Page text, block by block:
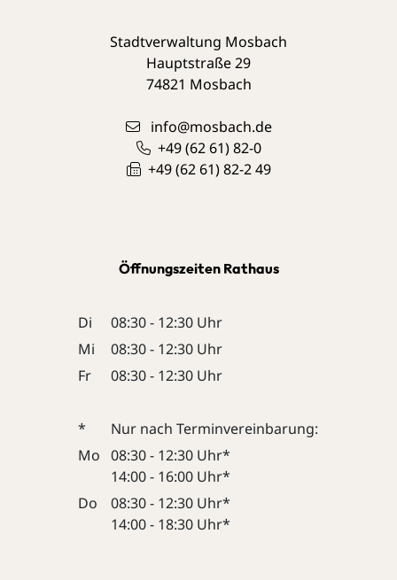
Stadtverwaltung Mosbach
Hauptstraße 29
74821 Mosbach
info@mosbach.de
+49 (62 61) 82-0
+49 (62 61) 82-2 49
Öffnungszeiten Rathaus
Di
08:30 - 12:30 Uhr
Mi
08:30 - 12:30 Uhr
Fr
08:30 - 12:30 Uhr
*
Nur nach Terminvereinbarung:
Mo 08:30 - 12:30 Uhr*
14:00 - 16:00 Uhr*
Do
08:30 - 12:30 Uhr*
14:00 - 18:30 Uhr*